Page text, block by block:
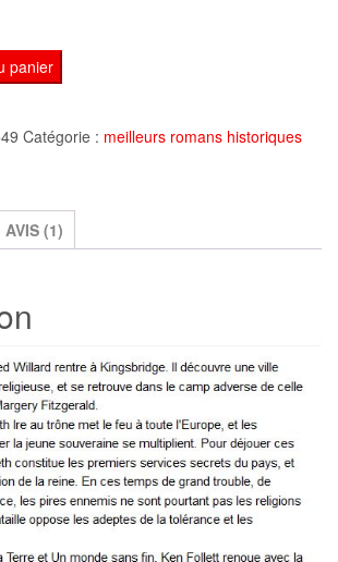
panier
Catégorie : meilleurs romans historiques
AVIS (1)